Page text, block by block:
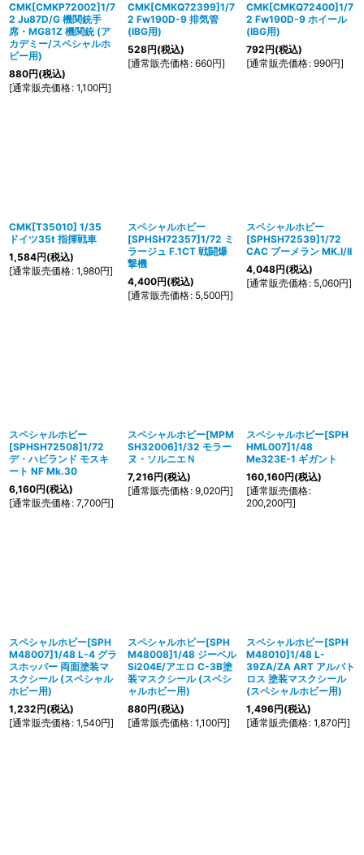
CMK[CMKP72002]1/7
2 Ju87D/G 機関銃手
席・MG81Z 機関銃 (ア
カデミー/スペシャルホ
ビー用)
880円(税込)
[通常販売価格: 1,100円]
CMK[CMKQ72399]1/7
2 Fw190D-9 排気管
(IBG用)
528円(税込)
[通常販売価格: 660円]
CMK[CMKQ72400]1/7
2 Fw190D-9 ホイール
(IBG用)
792円(税込)
[通常販売価格: 990円]
CMK[T35010] 1/35
ドイツ35t 指揮戦車
1,584円(税込)
[通常販売価格: 1,980円]
スペシャルホビー
[SPHSH72357]1/72 ミ
ラージュ F.1CT 戦闘爆
撃機
4,400円(税込)
[通常販売価格: 5,500円]
スペシャルホビー
[SPHSH72539]1/72
CAC ブーメラン MK.I/II
4,048円(税込)
[通常販売価格: 5,060円]
スペシャルホビー
[SPHSH72508]1/72
デ・ハビランド モスキ
ート NF Mk.30
6,160円(税込)
[通常販売価格: 7,700円]
スペシャルホビー[MPM
SH32006]1/32 モラー
ヌ・ソルニエＮ
7,216円(税込)
[通常販売価格: 9,020円]
スペシャルホビー[SPH
HML007]1/48
Me323E-1 ギガント
160,160円(税込)
[通常販売価格:
200,200円]
スペシャルホビー[SPH
M48007]1/48 L-4 グラ
スホッパー 両面塗装マ
スクシール (スペシャル
ホビー用)
1,232円(税込)
[通常販売価格: 1,540円]
スペシャルホビー[SPH
M48008]1/48 ジーベル
Si204E/アエロ C-3B塗
装マスクシール (スペシ
ャルホビー用)
880円(税込)
[通常販売価格: 1,100円]
スペシャルホビー[SPH
M48010]1/48 L-
39ZA/ZA ART アルバト
ロス 塗装マスクシール
(スペシャルホビー用)
1,496円(税込)
[通常販売価格: 1,870円]